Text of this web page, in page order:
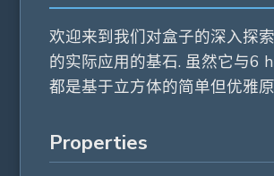
欢迎来到我们对盒子的深入探
的实际应用的基石. 虽然它与6
都是基于立方体的简单但优雅
Properties